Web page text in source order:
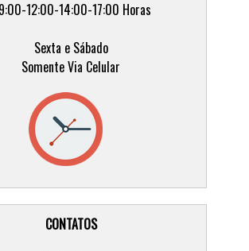
12:00-14:00-17:00 Horas
Sexta e Sábado
Somente Via Celular
CONTATOS